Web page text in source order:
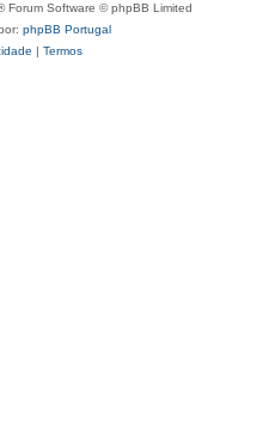
Forum Software © phpBB Limited
phpBB Portugal
| Termos